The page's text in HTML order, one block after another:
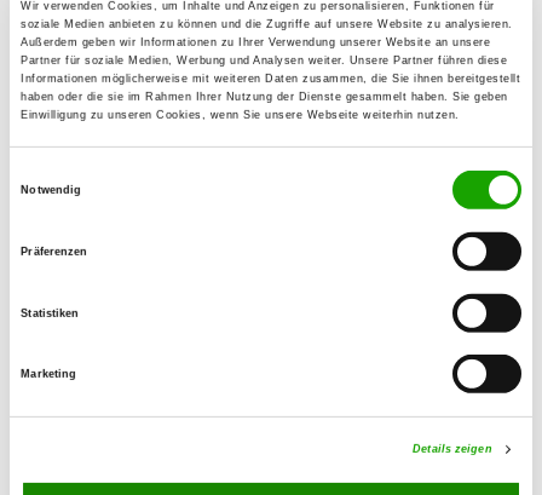
Wir verwenden Cookies, um Inhalte und Anzeigen zu personalisieren, Funktionen für
soziale Medien anbieten zu können und die Zugriffe auf unsere Website zu analysieren.
Außerdem geben wir Informationen zu Ihrer Verwendung unserer Website an unsere
Partner für soziale Medien, Werbung und Analysen weiter. Unsere Partner führen diese
Informationen möglicherweise mit weiteren Daten zusammen, die Sie ihnen bereitgestellt
haben oder die sie im Rahmen Ihrer Nutzung der Dienste gesammelt haben. Sie geben
Einwilligung zu unseren Cookies, wenn Sie unsere Webseite weiterhin nutzen.
Notwendig
Präferenzen
Statistiken
Marketing
Details zeigen
Kurt-Franke-Str. 5
99098 Erfurt
Training ground:
E-Mail:
hundesport-erfurt.de/
Erziehungskurse, Faehrte, Unterordnung,